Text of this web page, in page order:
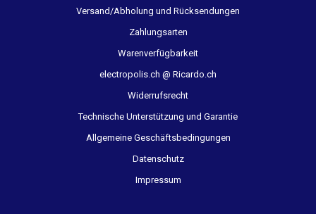
Versand/Abholung und Rücksendungen
Zahlungsarten
Warenverfügbarkeit
electropolis.ch @ Ricardo.ch
Widerrufsrecht
Technische Unterstützung und Garantie
Allgemeine Geschäftsbedingungen
Datenschutz
Impressum